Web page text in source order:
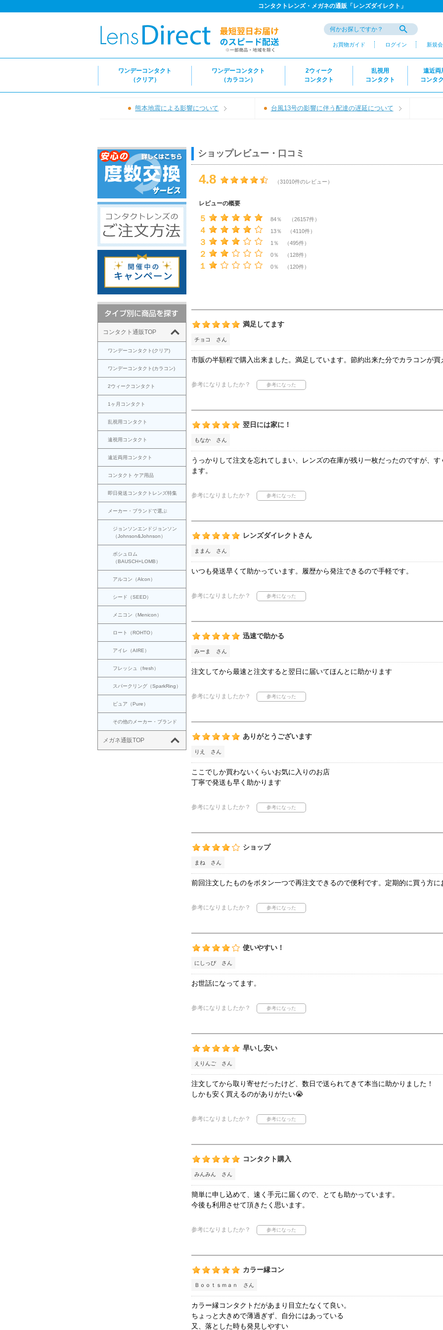
コンタクトレンズ・メガネの通販「レンズダイレクト」
お買物ガイド ログイン 新規
ワンデーコンタクト
（クリア）
ワンデーコンタクト
（カラコン）
2ウィーク
コンタクト
乱視用
コンタクト
遠近両
コンタ
熊本地震による影響について 台風13号の影響に伴う配達の遅延について
コンタクト通販TOP
ワンデーコンタクト(クリア)
ワンデーコンタクト(カラコン)
2ウィークコンタクト
1ヶ月コンタクト
乱視用コンタクト
遠視用コンタクト
遠近両用コンタクト
コンタクト ケア用品
即日発送コンタクトレンズ特集
メーカー・ブランドで選ぶ
ジョンソンエンドジョンソン
（Johnson&Johnson）
ボシュロム
（BAUSCH+LOMB）
アルコン（Alcon）
シード（SEED）
メニコン（Menicon）
ロート（ROHTO）
アイレ（AIRE）
フレッシュ（fresh）
スパークリング（SparkRing）
ピュア（Pure）
その他のメーカー・ブランド
メガネ通販TOP
ショップレビュー・口コミ
4.8 （31010件のレビュー）
レビューの概要
５ 84％ （26157件）
４ 13％ （4110件）
３ 1％ （495件）
２ 0％ （128件）
１ 0％ （120件）
満足してます
チョコ さん
市販の半額程で購入出来ました。満足しています。節約出来た分でカラコンが買
参考になりましたか？
翌日には家に！
もなか さん
うっかりして注文を忘れてしまい、レンズの在庫が残り一枚だったのですが、
ます。
参考になりましたか？
レンズダイレクトさん
ままん さん
いつも発送早くて助かっています。履歴から発注できるので手軽です。
参考になりましたか？
迅速で助かる
みーま さん
注文してから最速と注文すると翌日に届いてほんとに助かります
参考になりましたか？
ありがとうございます
りえ さん
ここでしか買わないくらいお気に入りのお店
丁寧で発送も早く助かります
参考になりましたか？
ショップ
まね さん
前回注文したものをボタン一つで再注文できるので便利です。定期的に買う方に
参考になりましたか？
使いやすい！
にしっぴ さん
お世話になってます。
参考になりましたか？
早いし安い
えりんご さん
注文してから取り寄せだったけど、数日で送られてきて本当に助かりました！
しかも安く買えるのがありがたい😭
参考になりましたか？
コンタクト購入
みんみん さん
簡単に申し込めて、速く手元に届くので、とても助かっています。
今後も利用させて頂きたく思います。
参考になりましたか？
カラー縁コン
Ｂｏｏｔｓｍａｎ さん
カラー縁コンタクトだがあまり目立たなくて良い。
ちょっと大きめで薄過ぎず、自分にはあっている
又、落とした時も発見しやすい